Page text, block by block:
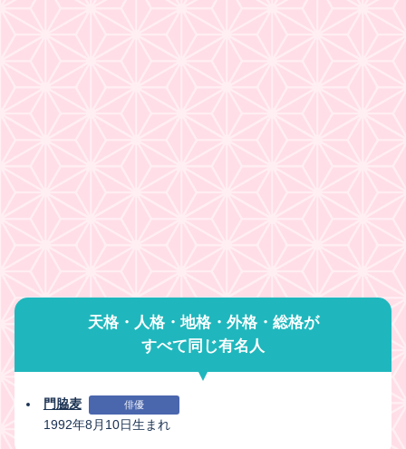
天格・人格・地格・外格・総格が
すべて同じ有名人
門脇麦 俳優
1992年8月10日生まれ